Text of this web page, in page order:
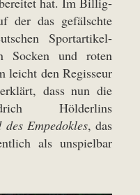
der das gefälschte
Sportartikel-
Socken und roten
leicht den Regisseur
dass nun die
Hölderlins
des Empedokles, das
als unspielbar